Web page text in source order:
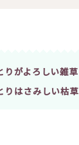
りがよろしい雑草
りはさみしい枯草